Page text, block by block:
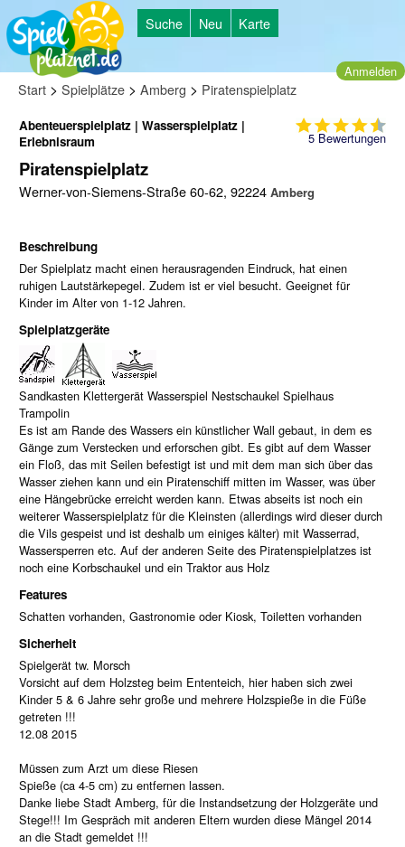
Suche Neu Karte
Anmelden
Start > Spielplätze > Amberg > Piratenspielplatz
5Bewertungen
Abenteuerspielplatz | Wasserspielplatz |
Erlebnisraum
Piratenspielplatz
Werner-von-Siemens-Straße 60-62, 92224 Amberg
Beschreibung
Der Spielplatz macht einen herausragenden Eindruck, hat einen
ruhigen Lautstärkepegel. Zudem ist er viel besucht. Geeignet für
Kinder im Alter von 1-12 Jahren.
Spielplatzgeräte
Sandkasten Klettergerät Wasserspiel Nestschaukel Spielhaus
Trampolin
Es ist am Rande des Wassers ein künstlicher Wall gebaut, in dem es
Gänge zum Verstecken und erforschen gibt. Es gibt auf dem Wasser
ein Floß, das mit Seilen befestigt ist und mit dem man sich über das
Wasser ziehen kann und ein Piratenschiff mitten im Wasser, was über
eine Hängebrücke erreicht werden kann. Etwas abseits ist noch ein
weiterer Wasserspielplatz für die Kleinsten (allerdings wird dieser durch
die Vils gespeist und ist deshalb um einiges kälter) mit Wasserrad,
Wassersperren etc. Auf der anderen Seite des Piratenspielplatzes ist
noch eine Korbschaukel und ein Traktor aus Holz
Features
Schatten vorhanden, Gastronomie oder Kiosk, Toiletten vorhanden
Sicherheit
Spielgerät tw. Morsch
Vorsicht auf dem Holzsteg beim Ententeich, hier haben sich zwei
Kinder 5 & 6 Jahre sehr große und mehrere Holzspieße in die Füße
getreten !!!
12.08 2015
Müssen zum Arzt um diese Riesen
Spieße (ca 4-5 cm) zu entfernen lassen.
Danke liebe Stadt Amberg, für die Instandsetzung der Holzgeräte und
Stege!!! Im Gespräch mit anderen Eltern wurden diese Mängel 2014
an die Stadt gemeldet !!!